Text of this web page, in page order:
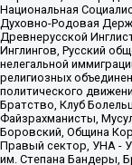
Национальная
Духовно-Родовая
Древнерусской
Инглингов, Русский
нелегальной
религиозных
политического
Братство, Клуб
Файзрахманисты,
Боровский, Община
Правый сектор, УНА -
им. Степана Бандеры,